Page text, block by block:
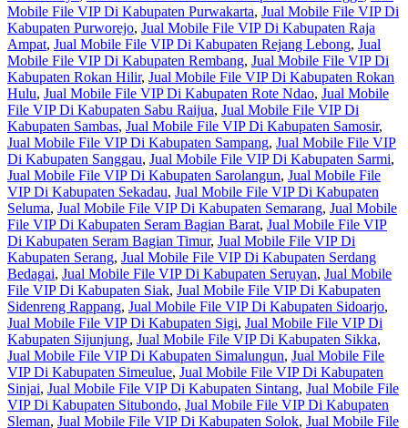
Mobile File VIP Di Kabupaten Purwakarta, Jual Mobile File VIP Di
Kabupaten Purworejo, Jual Mobile File VIP Di Kabupaten Raja
Ampat, Jual Mobile File VIP Di Kabupaten Rejang Lebong, Jual
Mobile File VIP Di Kabupaten Rembang, Jual Mobile File VIP Di
Kabupaten Rokan Hilir, Jual Mobile File VIP Di Kabupaten Rokan
Hulu, Jual Mobile File VIP Di Kabupaten Rote Ndao, Jual Mobile
File VIP Di Kabupaten Sabu Raijua, Jual Mobile File VIP Di
Kabupaten Sambas, Jual Mobile File VIP Di Kabupaten Samosir,
Jual Mobile File VIP Di Kabupaten Sampang, Jual Mobile File VIP
Di Kabupaten Sanggau, Jual Mobile File VIP Di Kabupaten Sarmi,
Jual Mobile File VIP Di Kabupaten Sarolangun, Jual Mobile File
VIP Di Kabupaten Sekadau, Jual Mobile File VIP Di Kabupaten
Seluma, Jual Mobile File VIP Di Kabupaten Semarang, Jual Mobile
File VIP Di Kabupaten Seram Bagian Barat, Jual Mobile File VIP
Di Kabupaten Seram Bagian Timur, Jual Mobile File VIP Di
Kabupaten Serang, Jual Mobile File VIP Di Kabupaten Serdang
Bedagai, Jual Mobile File VIP Di Kabupaten Seruyan, Jual Mobile
File VIP Di Kabupaten Siak, Jual Mobile File VIP Di Kabupaten
Sidenreng Rappang, Jual Mobile File VIP Di Kabupaten Sidoarjo,
Jual Mobile File VIP Di Kabupaten Sigi, Jual Mobile File VIP Di
Kabupaten Sijunjung, Jual Mobile File VIP Di Kabupaten Sikka,
Jual Mobile File VIP Di Kabupaten Simalungun, Jual Mobile File
VIP Di Kabupaten Simeulue, Jual Mobile File VIP Di Kabupaten
Sinjai, Jual Mobile File VIP Di Kabupaten Sintang, Jual Mobile File
VIP Di Kabupaten Situbondo, Jual Mobile File VIP Di Kabupaten
Sleman, Jual Mobile File VIP Di Kabupaten Solok, Jual Mobile File